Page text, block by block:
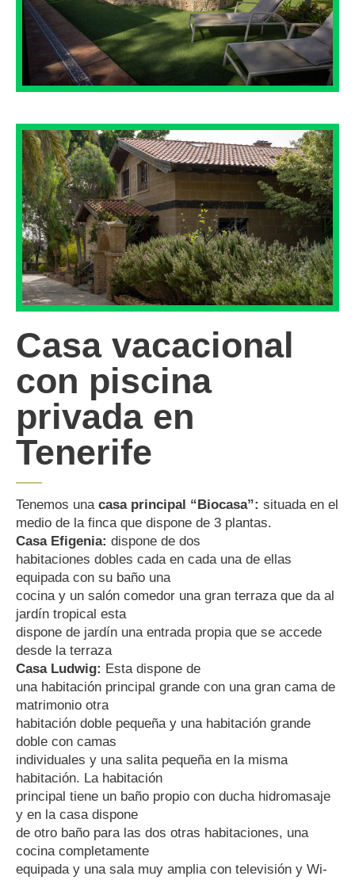
Casa vacacional
con piscina
privada en
Tenerife
Tenemos una casa principal “Biocasa”: situada en el
medio de la finca que dispone de 3 plantas.
Casa Efigenia: dispone de dos
habitaciones dobles cada en cada una de ellas
equipada con su baño una
cocina y un salón comedor una gran terraza que da al
jardín tropical esta
dispone de jardín una entrada propia que se accede
desde la terraza
Casa Ludwig: Esta dispone de
una habitación principal grande con una gran cama de
matrimonio otra
habitación doble pequeña y una habitación grande
doble con camas
individuales y una salita pequeña en la misma
habitación. La habitación
principal tiene un baño propio con ducha hidromasaje
y en la casa dispone
de otro baño para las dos otras habitaciones, una
cocina completamente
equipada y una sala muy amplia con televisión y Wi-